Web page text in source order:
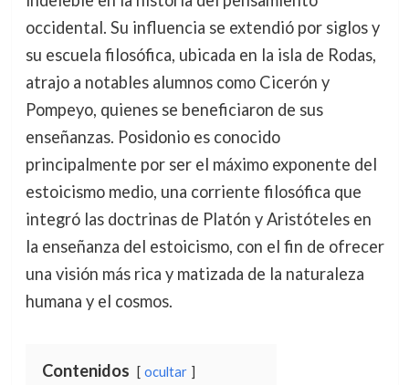
occidental. Su influencia se extendió por siglos y
su escuela filosófica, ubicada en la isla de Rodas,
atrajo a notables alumnos como Cicerón y
Pompeyo, quienes se beneficiaron de sus
enseñanzas. Posidonio es conocido
principalmente por ser el máximo exponente del
estoicismo medio, una corriente filosófica que
integró las doctrinas de Platón y Aristóteles en
la enseñanza del estoicismo, con el fin de ofrecer
una visión más rica y matizada de la naturaleza
humana y el cosmos.
Contenidos ocultar